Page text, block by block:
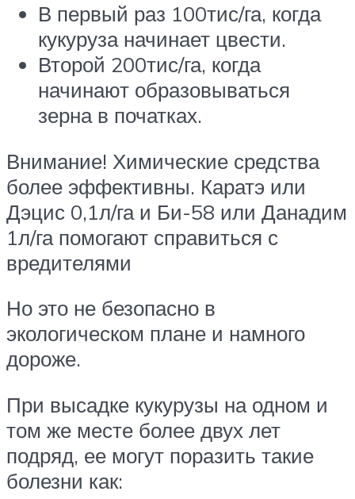
В первый раз 100тис/га, когда
кукуруза начинает цвести.
Второй 200тис/га, когда
начинают образовываться
зерна в початках.
Внимание! Химические средства
более эффективны. Каратэ или
Дэцис 0,1л/га и Би-58 или Данадим
1л/га помогают справиться с
вредителями
Но это не безопасно в
экологическом плане и намного
дороже.
При высадке кукурузы на одном и
том же месте более двух лет
подряд, ее могут поразить такие
болезни как: